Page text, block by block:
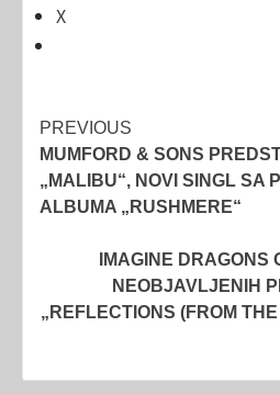
X
Post
navigation
PREVIOUS
MUMFORD & SONS
„MALIBU“, NOVI SINGL SA
ALBUMA „RUSHMERE“
IMAGINE DRAGONS
NEOBJAVLJENIH
„REFLECTIONS (FROM